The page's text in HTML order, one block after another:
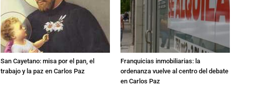
San Cayetano: misa por el pan, el
trabajo y la paz en Carlos Paz
Franquicias inmobiliarias: la
ordenanza vuelve al centro del debate
en Carlos Paz